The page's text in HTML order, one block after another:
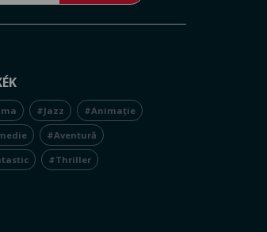
#Jazz #Animație
#Aventură
#Thriller